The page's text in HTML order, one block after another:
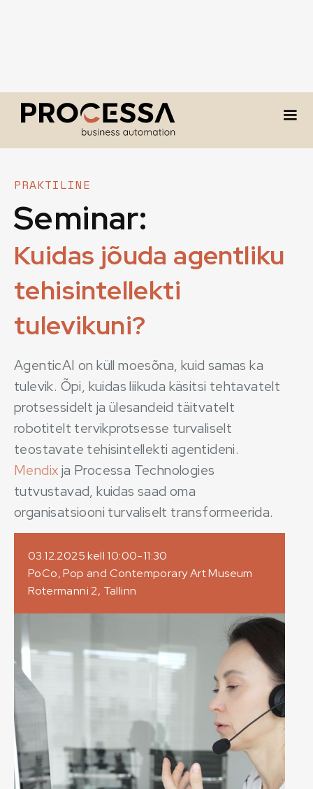
PRAKTILINE
Seminar:
Kuidas jõuda agentliku
tehisintellekti
tulevikuni?
AgenticAI on küll moesõna, kuid samas ka
tulevik. Õpi, kuidas liikuda käsitsi tehtavatelt
protsessidelt ja ülesandeid täitvatelt
robotitelt tervikprotsesse turvaliselt
teostavate tehisintellekti agentideni.
Mendixja Processa Technologies
tutvustavad, kuidas saad oma
organisatsiooni turvaliselt transformeerida.
03.12.2025 kell 10:00-11:30
PoCo, Pop and Contemporary Art Museum
Rotermanni 2, Tallinn